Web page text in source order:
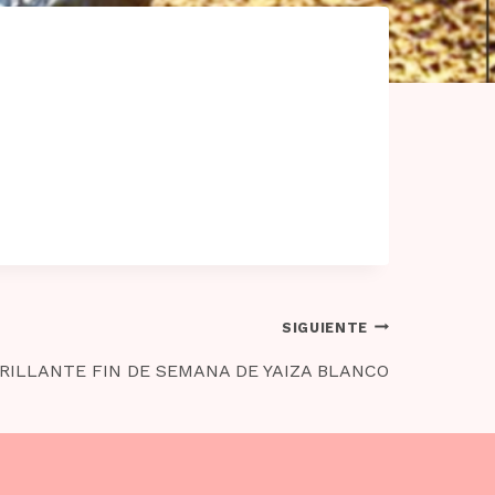
SIGUIENTE
FIN DE SEMANA DE YAIZA BLANCO